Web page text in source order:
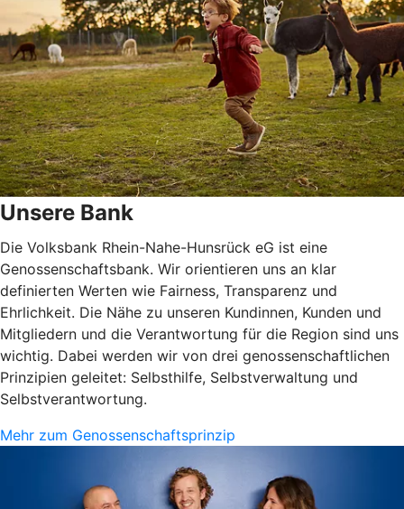
Unsere Bank
Die Volksbank Rhein-Nahe-Hunsrück eG ist eine
Genossenschaftsbank. Wir orientieren uns an klar
definierten Werten wie Fairness, Transparenz und
Ehrlichkeit. Die Nähe zu unseren Kundinnen, Kunden und
Mitgliedern und die Verantwortung für die Region sind uns
wichtig. Dabei werden wir von drei genossenschaftlichen
Prinzipien geleitet: Selbsthilfe, Selbstverwaltung und
Selbstverantwortung.
Mehr zum Genossenschaftsprinzip